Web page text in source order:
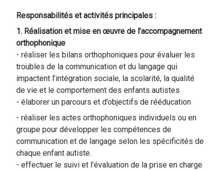
Responsabilités et activités principales :
1. Réalisation et mise en œuvre de l’accompagnement
orthophonique
- réaliser les bilans orthophoniques pour évaluer les
troubles de la communication et du langage qui
impactent l’intégration sociale, la scolarité, la qualité
de vie et le comportement des enfants autistes
- élaborer un parcours et d’objectifs de rééducation
- réaliser les actes orthophoniques individuels ou en
groupe pour développer les compétences de
communication et de langage selon les spécificités de
chaque enfant autiste.
- effectuer le suivi et l’évaluation de la prise en charge